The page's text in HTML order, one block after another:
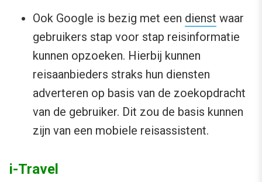
Ook Google is bezig met een dienst waar
gebruikers stap voor stap reisinformatie
kunnen opzoeken. Hierbij kunnen
reisaanbieders straks hun diensten
adverteren op basis van de zoekopdracht
van de gebruiker. Dit zou de basis kunnen
zijn van een mobiele reisassistent.
i-Travel